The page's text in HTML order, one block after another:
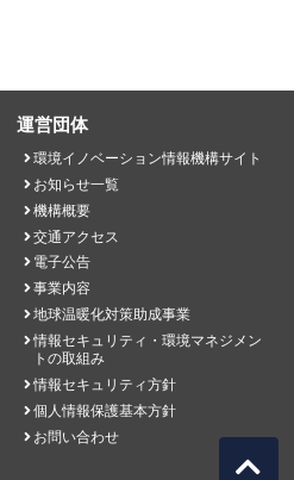
運営団体
環境イノベーション情報機構サイト
お知らせ一覧
機構概要
交通アクセス
電子公告
事業内容
地球温暖化対策助成事業
情報セキュリティ・環境マネジメン
トの取組み
情報セキュリティ方針
個人情報保護基本方針
お問い合わせ